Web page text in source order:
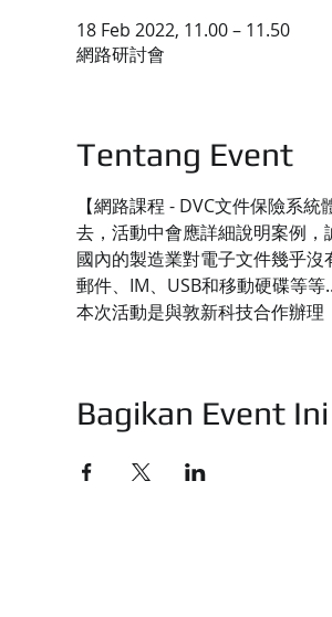
18 Feb 2022, 11.00 – 11.50
網路研討會
Tentang Event
【網路課程 - DVC文件保險系
去，活動中會應詳細說明案例
國內的製造業對電子文件幾乎
郵件、IM、USB和移動硬碟等
本次活動是與敦新科技合作辦
Bagikan Event Ini